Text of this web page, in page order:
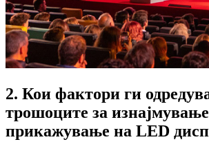
2. Кои фактори ги
трошоците за
прикажување на LED